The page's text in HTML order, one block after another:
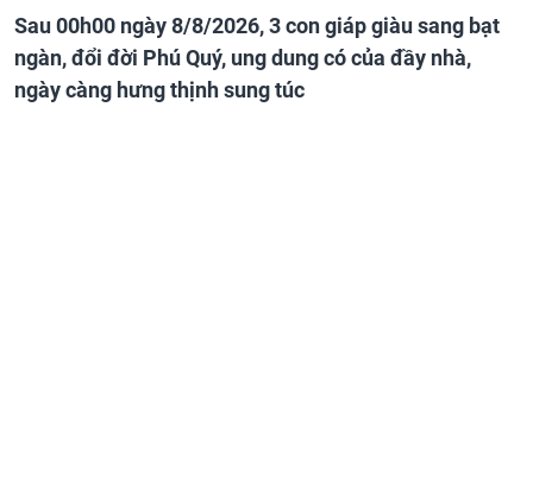
Sau 00h00 ngày 8/8/2026, 3 con giáp giàu sang bạt
ngàn, đổi đời Phú Quý, ung dung có của đầy nhà,
ngày càng hưng thịnh sung túc